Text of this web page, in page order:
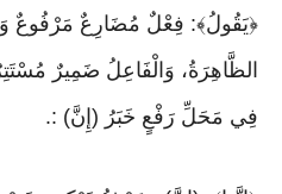
﴿يَقُولُ﴾: فِعْلٌ مُضَارِعٌ مَرْفُوعٌ
الظَّاهِرَةُ، وَالْفَاعِلُ ضَمِيرٌ
فِي مَحَلِّ رَفْعٍ خَبَرُ (إِنَّ) :.